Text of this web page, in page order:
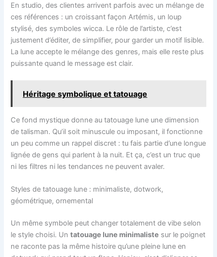
En studio, des clientes arrivent parfois avec un mélange de
ces références : un croissant façon Artémis, un loup
stylisé, des symboles wicca. Le rôle de l’artiste, c’est
justement d’éditer, de simplifier, pour garder un motif lisible.
La lune accepte le mélange des genres, mais elle reste plus
puissante quand le message est clair.
Héritage symbolique et tatouage
Ce fond mystique donne au tatouage lune une dimension
de talisman. Qu’il soit minuscule ou imposant, il fonctionne
un peu comme un rappel discret : tu fais partie d’une longue
lignée de gens qui parlent à la nuit. Et ça, c’est un truc que
ni les filtres ni les tendances ne peuvent avaler.
Styles de tatouage lune : minimaliste, dotwork,
géométrique, ornemental
Un même symbole peut changer totalement de vibe selon
le style choisi. Untatouage lune minimaliste sur le poignet
ne raconte pas la même histoire qu’une pleine lune en